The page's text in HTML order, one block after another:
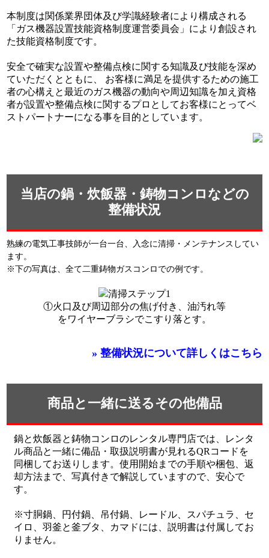
本制度は関係業界団体及び学識経験者により構成される
「ガス機器設置技能資格制度運営委員会」により創設され
た技能資格制度です。
安全で確実な設置や整備点検に関する知識及び技能を深め
ていただくとともに、 お客様に満足を提供するための施工
者の心構えと最近のガス機器の動向や周辺知識を加え資格
者が設置や整備点検に関するプロとしてお客様にとってベ
ストパートナーになる事を目的としています。
当店の鍋・炊飯器・鋳物コンロなどの
整備状況
熟練の電気工事技師が一台一台、入念に清掃・メンテナンスしてい
ます。
※下の写真は、全て二重鋳物ガスコンロでの例です。
①火口及び周辺部分の焦げ付き、油汚れ等
をワイヤーブラシでこすり落とす。
» 整備状況について詳しくはこちら
商品と一緒に送るその他備品
鍋と炊飯器と鋳物コンロのレンタル専門店では、レンタ
ル商品と一緒に備品・取扱説明書が見れるQRコードを
同梱してお送りします。使用開始までの手順や梱包、返
却方法まで、写真付きで解説していますので、安心で
す。
※寸胴鍋、円付鍋、吊付鍋、レードル、スパチュラ、セ
イロ、羽釜と釜ブタ、カマドには、説明書は付属してお
りません。